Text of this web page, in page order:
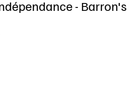
- Barron's